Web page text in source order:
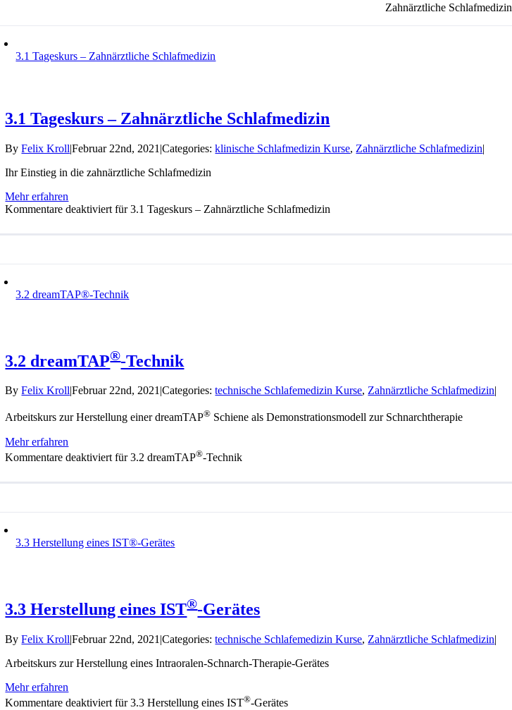
Zahnärztliche Schlafmedizin
3.1 Tageskurs – Zahnärztliche Schlafmedizin
3.1 Tageskurs – Zahnärztliche Schlafmedizin
ByFelix Kroll|Februar 22nd, 2021 |Categories:klinische Schlafmedizin Kurse, Zahnärztliche Schlafmedizin|
Ihr Einstieg in die zahnärztliche Schlafmedizin
Mehr erfahren
Kommentare deaktiviert für 3.1 Tageskurs – Zahnärztliche Schlafmedizin
3.2 dreamTAP®-Technik
3.2 dreamTAP®-Technik
ByFelix Kroll|Februar 22nd, 2021|Categories:technische Schlafemedizin Kurse,Zahnärztliche Schlafmedizin|
Arbeitskurs zur Herstellung einer dreamTAP® Schiene als Demonstrationsmodell zur Schnarchtherapie
Mehr erfahren
Kommentare deaktiviert für 3.2 dreamTAP®-Technik
3.3 Herstellung eines IST®-Gerätes
3.3 Herstellung eines IST®-Gerätes
ByFelix Kroll|Februar 22nd, 2021 |Categories:technische Schlafemedizin Kurse, Zahnärztliche Schlafmedizin|
Arbeitskurs zur Herstellung eines Intraoralen-Schnarch-Therapie-Gerätes
Mehr erfahren
Kommentare deaktiviert für 3.3 Herstellung eines IST®-Gerätes